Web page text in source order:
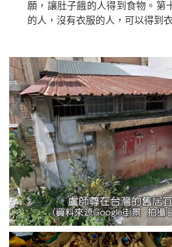
願，讓肚子餓的人得到食物。第
的人，沒有衣服的人，可以得到